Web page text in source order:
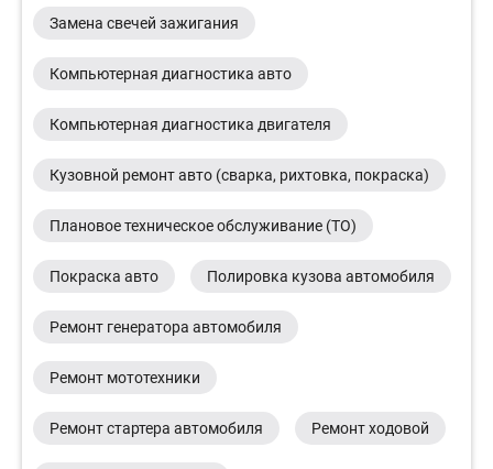
Замена свечей зажигания
Компьютерная диагностика авто
Компьютерная диагностика двигателя
Кузовной ремонт авто (сварка, рихтовка, покраска)
Плановое техническое обслуживание (ТО)
Покраска авто Полировка кузова автомобиля
Ремонт генератора автомобиля
Ремонт мототехники
Ремонт стартера автомобиля Ремонт ходовой